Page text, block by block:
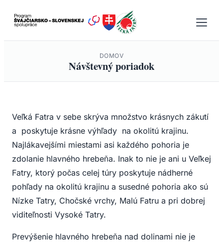
DOMOV
Návštevný poriadok
Veľká Fatra v sebe skrýva množstvo krásnych zákutí
a poskytuje krásne výhľady na okolitú krajinu.
Najlákavejšími miestami asi každého pohoria je
zdolanie hlavného hrebeňa. Inak to nie je ani u Veľkej
Fatry, ktorý počas celej túry poskytuje nádherné
pohľady na okolitú krajinu a susedné pohoria ako sú
Nízke Tatry, Chočské vrchy, Malú Fatru a pri dobrej
viditeľnosti Vysoké Tatry.
Prevýšenie hlavného hrebeňa nad dolinami nie je